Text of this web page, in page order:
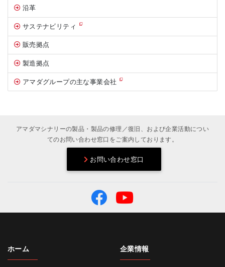
沿革
サステナビリティ
販売拠点
製造拠点
アマダグループの主な事業会社
アマダマシナリーの製品・製品の修理／復旧、および企業活動につい
てのお問い合わせ窓口をご案内しております。
お問い合わせ窓口
ホーム 企業情報